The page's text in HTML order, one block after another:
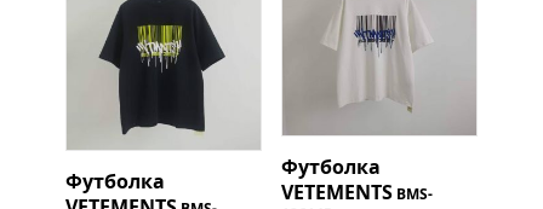
Футболка
Футболка
VETEMENTS BMS-